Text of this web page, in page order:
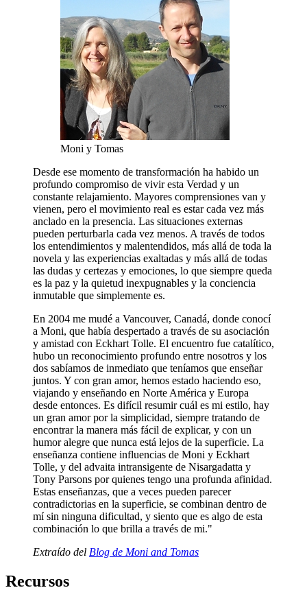
Moni y Tomas
Desde ese momento de transformación ha habido un
profundo compromiso de vivir esta Verdad y un
constante relajamiento. Mayores comprensiones van y
vienen, pero el movimiento real es estar cada vez más
anclado en la presencia. Las situaciones externas
pueden perturbarla cada vez menos. A través de todos
los entendimientos y malentendidos, más allá de toda la
novela y las experiencias exaltadas y más allá de todas
las dudas y certezas y emociones, lo que siempre queda
es la paz y la quietud inexpugnables y la conciencia
inmutable que simplemente es.
En 2004 me mudé a Vancouver, Canadá, donde conocí
a Moni, que había despertado a través de su asociación
y amistad con Eckhart Tolle. El encuentro fue catalítico,
hubo un reconocimiento profundo entre nosotros y los
dos sabíamos de inmediato que teníamos que enseñar
juntos. Y con gran amor, hemos estado haciendo eso,
viajando y enseñando en Norte América y Europa
desde entonces. Es difícil resumir cuál es mi estilo, hay
un gran amor por la simplicidad, siempre tratando de
encontrar la manera más fácil de explicar, y con un
humor alegre que nunca está lejos de la superficie. La
enseñanza contiene influencias de Moni y Eckhart
Tolle, y del advaita intransigente de Nisargadatta y
Tony Parsons por quienes tengo una profunda afinidad.
Estas enseñanzas, que a veces pueden parecer
contradictorias en la superficie, se combinan dentro de
mí sin ninguna dificultad, y siento que es algo de esta
combinación lo que brilla a través de mi."
Extraído del Blog de Moni and Tomas
Recursos